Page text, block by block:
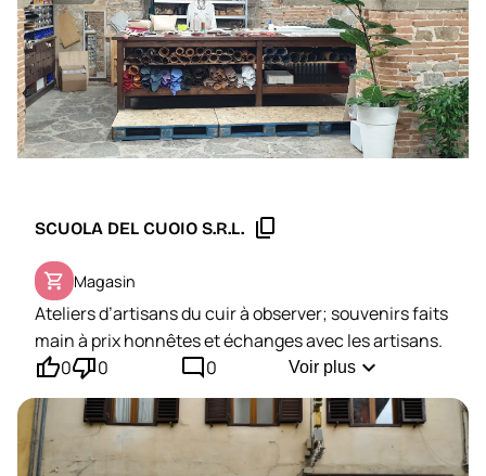
SCUOLA DEL CUOIO S.R.L. content_copy
shopping_cart Magasin
Ateliers d’artisans du cuir à observer; souvenirs faits
main à prix honnêtes et échanges avec les artisans.
thumb_up'0thumb_down'0 mode_comment0 Voir plus expand_more